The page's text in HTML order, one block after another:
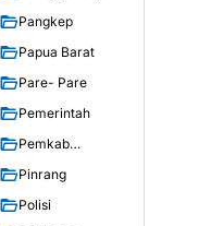
Pangkep
Papua Barat
Pare- Pare
Pemerintah
Pemkab
Pinrang
Polisi